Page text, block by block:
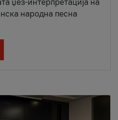
џез-интерпретација на
народна песна